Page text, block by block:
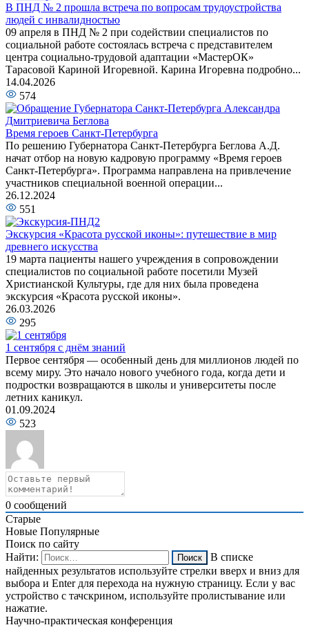
В ПНД № 2 прошла встреча по вопросам трудоустройства
людей с инвалидностью
09 апреля в ПНД № 2 при содействии специалистов по
социальной работе состоялась встреча с представителем
центра социально-трудовой адаптации «МастерОК»
Тарасовой Кариной Игоревной. Карина Игоревна подробно...
14.04.2026
574
Время героев Санкт‑Петербурга
По решению Губернатора Санкт-Петербурга Беглова А.Д.
начат отбор на новую кадровую программу «Время героев
Санкт‑Петербурга». Программа направлена на привлечение
участников специальной военной операции...
26.12.2024
551
Экскурсия «Красота русской иконы»: путешествие в мир
древнего искусства
19 марта пациенты нашего учреждения в сопровождении
специалистов по социальной работе посетили Музей
Христианской Культуры, где для них была проведена
экскурсия «Красота русской иконы».
26.03.2026
295
1 сентября с днём знаний
Первое сентября — особенный день для миллионов людей по
всему миру. Это начало нового учебного года, когда дети и
подростки возвращаются в школы и университеты после
летних каникул.
01.09.2024
523
0 сообщений
Старые
Новые Популярные
Поиск по сайту
Найти:
В списке
найденных результатов используйте стрелки вверх и вниз для
выбора и Enter для перехода на нужную страницу. Если у вас
устройство с тачскрином, используйте пролистывание или
нажатие.
Научно-практическая конференция